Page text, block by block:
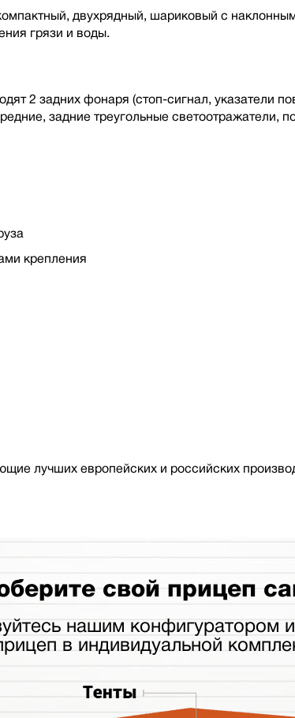
двухрядный, шариковый с
грязи и воды.
2 задних фонаря (стоп-сигнал, указатели
задние треугольные светоотражатели,
крепления
лучших европейских и российских
свой прицеп
нашим конфигуратором
в индивидуальной